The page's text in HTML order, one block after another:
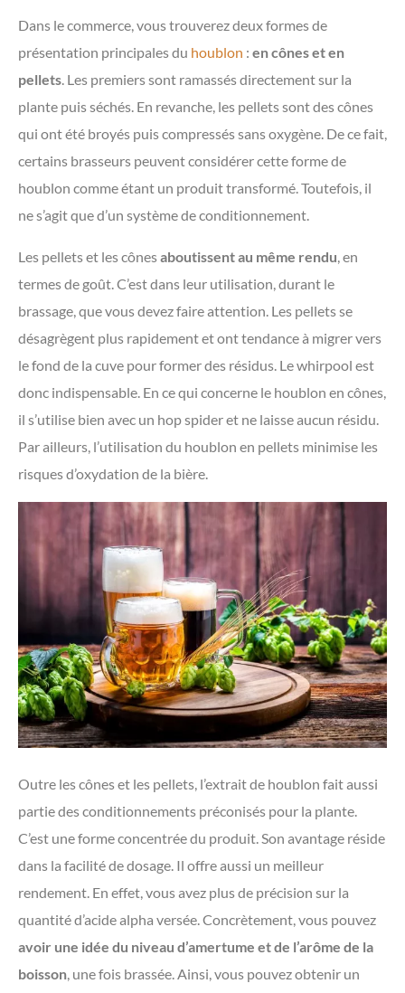
Dans le commerce, vous trouverez deux formes de
présentation principales du houblon : en cônes et en
pellets . Les premiers sont ramassés directement sur la
plante puis séchés. En revanche, les pellets sont des cônes
qui ont été broyés puis compressés sans oxygène. De ce fait,
certains brasseurs peuvent considérer cette forme de
houblon comme étant un produit transformé. Toutefois, il
ne s’agit que d’un système de conditionnement.
Les pellets et les cônesaboutissent au même rendu , en
termes de goût. C’est dans leur utilisation, durant le
brassage, que vous devez faire attention. Les pellets se
désagrègent plus rapidement et ont tendance à migrer vers
le fond de la cuve pour former des résidus. Le whirpool est
donc indispensable. En ce qui concerne le houblon en cônes,
il s’utilise bien avec un hop spider et ne laisse aucun résidu.
Par ailleurs, l’utilisation du houblon en pellets minimise les
risques d’oxydation de la bière.
Outre les cônes et les pellets, l’extrait de houblon fait aussi
partie des conditionnements préconisés pour la plante.
C’est une forme concentrée du produit. Son avantage réside
dans la facilité de dosage. Il offre aussi un meilleur
rendement. En effet, vous avez plus de précision sur la
quantité d’acide alpha versée. Concrètement, vous pouvez
avoir une idée du niveau d’amertume et de l’arôme de la
boisson, une fois brassée. Ainsi, vous pouvez obtenir un